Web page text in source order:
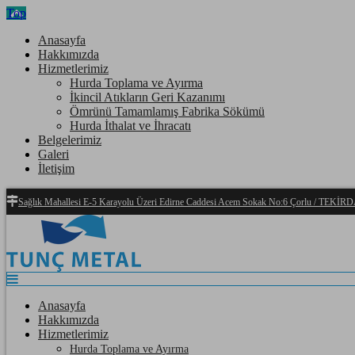
Top
Anasayfa
Hakkımızda
Hizmetlerimiz
Hurda Toplama ve Ayırma
İkincil Atıkların Geri Kazanımı
Ömrünü Tamamlamış Fabrika Sökümü
Hurda İthalat ve İhracatı
Belgelerimiz
Galeri
İletişim
Sağlık Mahallesi E-5 Karayolu Üzeri Edirne Caddesi Acem Sokak No:6 Çorlu /
Anasayfa
Hakkımızda
Hizmetlerimiz
Hurda Toplama ve Ayırma